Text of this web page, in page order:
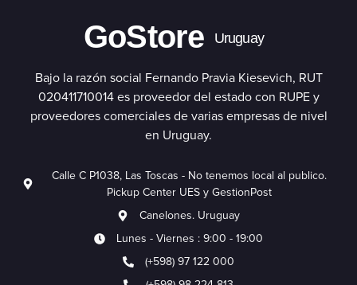
GoStore Uruguay
Bajo la razón social Fernando Pravia Kiesevich, RUT
020411710014 es proveedor del estado con RUPE y
proveedores comerciales de varias empresas de nivel
en Uruguay.
Calle C P1038, Las Toscas - No tenemos local al publico.
Pickup Center UES y GestionPost
Canelones. Uruguay
Lunes - Viernes : 9:00 - 19:00
(+598) 97 122 000